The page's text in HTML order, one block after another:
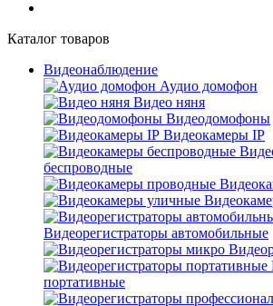
Каталог товаров
Видеонаблюдение
Аудио домофон
Видео няня
Видеодомофоны
Видеокамеры IP
беспроводные
Видеорегистраторы автомобильные
портативные